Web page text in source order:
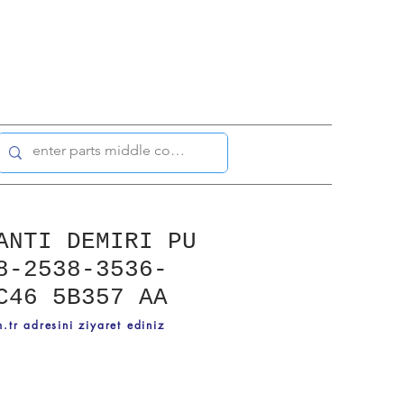
DEMIRI PU
2538-3536-
5B357 AA
adresini ziyaret ediniz